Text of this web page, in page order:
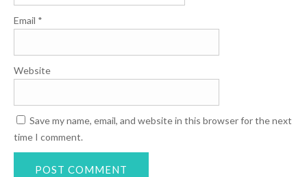
Email *
Website
Save my name, email, and website in this browser for the next
time I comment.